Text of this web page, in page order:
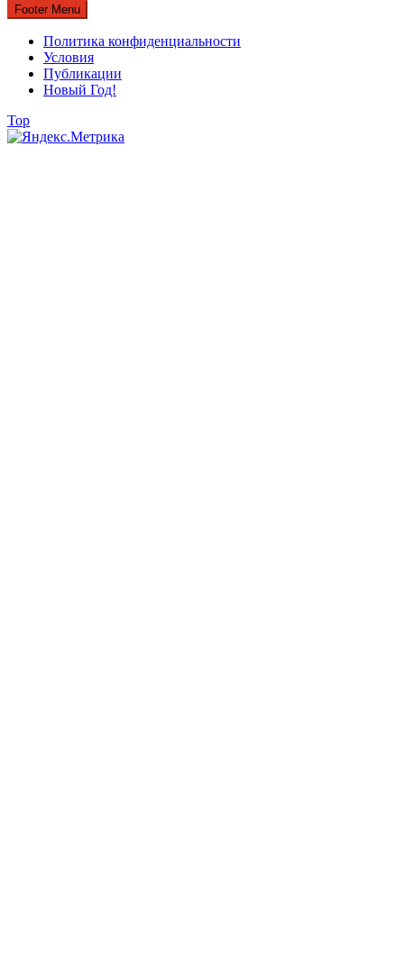
Footer Menu
Политика конфиденциальности
Условия
Публикации
Новый Год!
Top